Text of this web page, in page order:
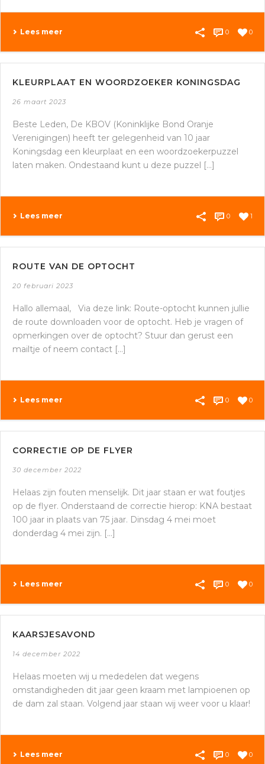
Lees meer 0
0
KLEURPLAAT EN WOORDZOEKER KONINGSDAG
26 maart 2023
Beste Leden, De KBOV (Koninklijke Bond Oranje
Verenigingen) heeft ter gelegenheid van 10 jaar
Koningsdag een kleurplaat en een woordzoekerpuzzel
laten maken. Ondestaand kunt u deze puzzel [...]
Lees meer 1
0
ROUTE VAN DE OPTOCHT
20 februari 2023
Hallo allemaal, Via deze link: Route-optocht kunnen jullie
de route downloaden voor de optocht. Heb je vragen of
opmerkingen over de optocht? Stuur dan gerust een
mailtje of neem contact [...]
Lees meer 0
0
CORRECTIE OP DE FLYER
30 december 2022
Helaas zijn fouten menselijk. Dit jaar staan er wat foutjes
op de flyer. Onderstaand de correctie hierop: KNA bestaat
100 jaar in plaats van 75 jaar. Dinsdag 4 mei moet
donderdag 4 mei zijn. [...]
Lees meer 0
0
KAARSJESAVOND
14 december 2022
Helaas moeten wij u mededelen dat wegens
omstandigheden dit jaar geen kraam met lampioenen op
de dam zal staan. Volgend jaar staan wij weer voor u klaar!
Lees meer 0
0